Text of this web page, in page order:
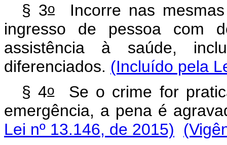
§ 3oIncorre nas mesmas
ingresso de pessoa com
assistência à saúde,
diferenciados. (Incluído pela
§ 4oSe o crime for
emergência, a pena é
Lei nº 13.146, de 2015)